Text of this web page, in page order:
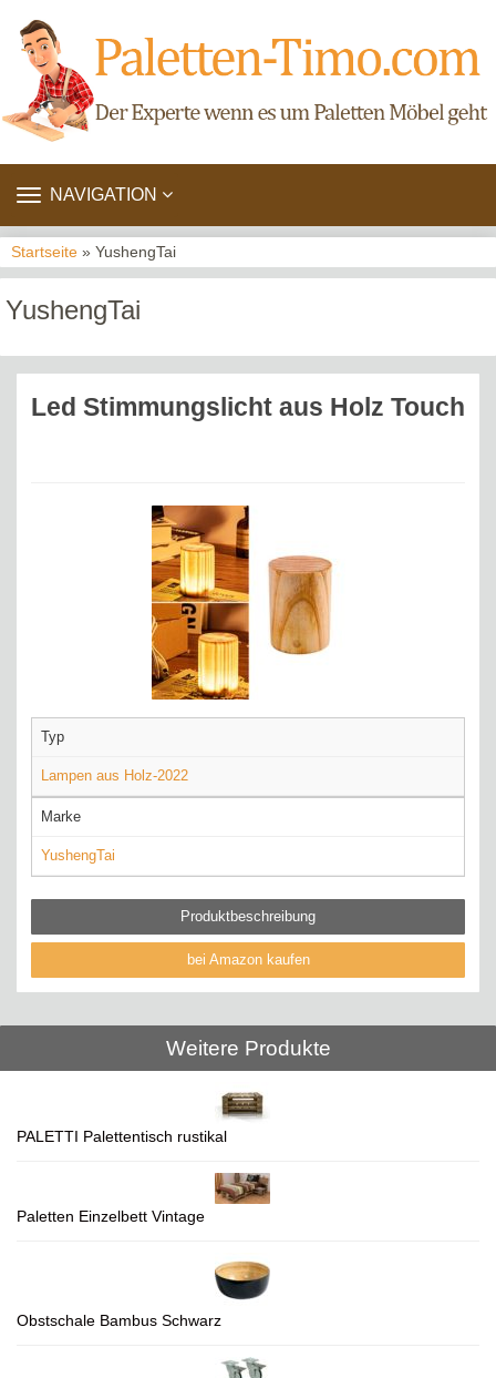
TOGGLE
NAVIGATION
Startseite » YushengTai
YushengTai
Led Stimmungslicht aus Holz Touch
Typ
Lampen aus Holz-2022
Marke
YushengTai
Produktbeschreibung
bei Amazon kaufen
Weitere Produkte
PALETTI Palettentisch rustikal
Paletten Einzelbett Vintage
Obstschale Bambus Schwarz